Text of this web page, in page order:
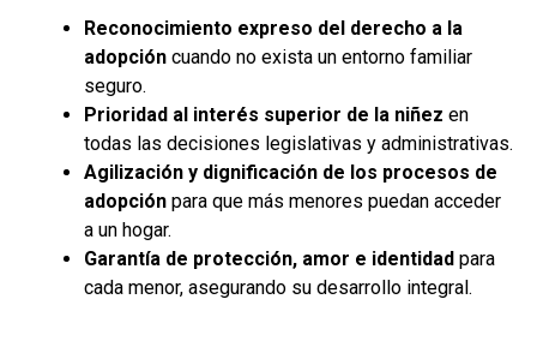
Reconocimiento expreso del derecho a la
adopción cuando no exista un entorno familiar
seguro.
Prioridad al interés superior de la niñez en
todas las decisiones legislativas y administrativas.
Agilización y dignificación de los procesos de
adopción para que más menores puedan acceder
a un hogar.
Garantía de protección, amor e identidad para
cada menor, asegurando su desarrollo integral.